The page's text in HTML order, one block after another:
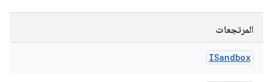
المرتجعات
ISandbox